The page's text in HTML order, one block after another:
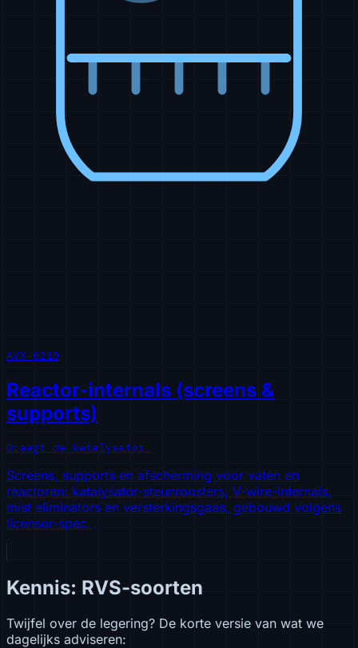
AVX-0210
Reactor-internals (screens &
supports)
Draagt de katalysator.
Screens, supports en afscherming voor vaten en
reactoren: katalysator-steunroosters, V-wire-internals,
mist eliminators en versterkingsgaas, gebouwd volgens
licensor-spec.
Kennis: RVS-soorten
Twijfel over de legering? De korte versie van wat we
dagelijks adviseren: